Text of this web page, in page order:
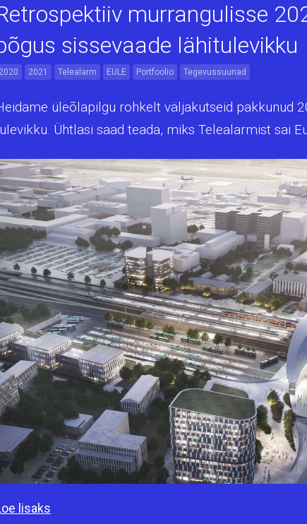
murrangulisse
sissevaade lähitulevikku
2020 2021 Telealarm EULE Portfoolio Tegevussuunad
üleõlapilgu rohkelt väljakutseid pakkunud
Ühtlasi saad teada, miks Telealarmist sai
lisaks